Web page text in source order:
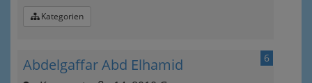
Kategorien
6
Abdelgaffar Abd Elhamid